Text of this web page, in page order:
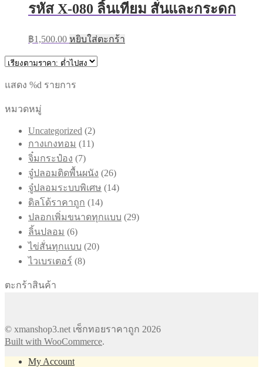
รหัส X-080 ลิ้นเทียม สั่นและกระดก
฿1,500.00 หยิบใส่ตะกร้า
แสดง %d รายการ
หมวดหมู่
Uncategorized 22
สินค้า
กางเกงทอม 1111
จิ๋มกระป๋อง 77
สินค้า
จู๋ปลอมติดพื้นผนัง 2626
สินค้า
จู๋ปลอมระบบพิเศษ 1414
ดิลโด้ราคาถูก 1414
ปลอกเพิ่มขนาดทุกแบบ 2929
ลิ้นปลอม 66
สินค้า
ไข่สั่นทุกแบบ 2020
ไวเบรเตอร์ 88
ตะกร้าสินค้า
© xmanshop3.net เซ็กทอยราคาถูก 2026
Built with WooCommerce.
My Account